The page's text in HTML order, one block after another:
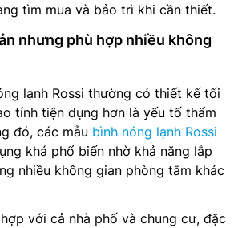
tìm mua và bảo trì khi cần thiết.
nhưng phù hợp nhiều không
lạnh Rossi thường có thiết kế tối
tính tiện dụng hơn là yếu tố thẩm
đó, các mẫu bình nóng lạnh Rossi
khá phổ biến nhờ khả năng lắp
nhiều không gian phòng tắm khác
với cả nhà phố và chung cư, đặc